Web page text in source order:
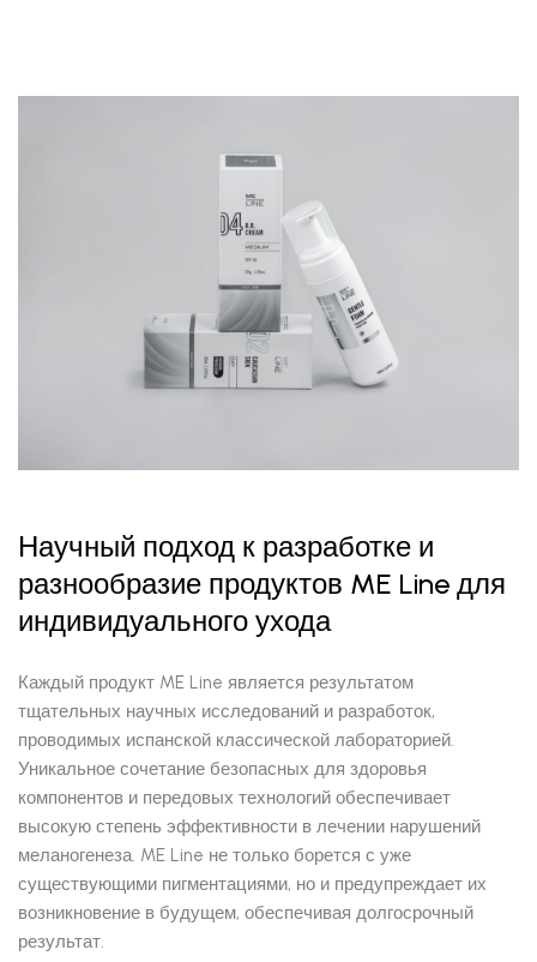
Научный подход к разработке и
разнообразие продуктов ME Line для
индивидуального ухода
Каждый продукт ME Line является результатом
тщательных научных исследований и разработок,
проводимых испанской классической лабораторией.
Уникальное сочетание безопасных для здоровья
компонентов и передовых технологий обеспечивает
высокую степень эффективности в лечении нарушений
меланогенеза. ME Line не только борется с уже
существующими пигментациями, но и предупреждает их
возникновение в будущем, обеспечивая долгосрочный
результат.